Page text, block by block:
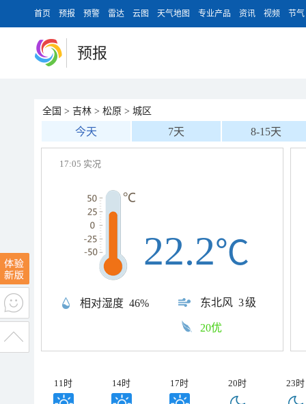
首页 预报 预警 雷达 云图 天气地图 专业产品 资讯 视频 节气
预报
全国 > 吉林 > 松原 > 城区
今天 7天 8-15天
17:05 实况
相对湿度 46% 东北风 3级
22.2℃
20优
11时 14时 17时 20时 23时